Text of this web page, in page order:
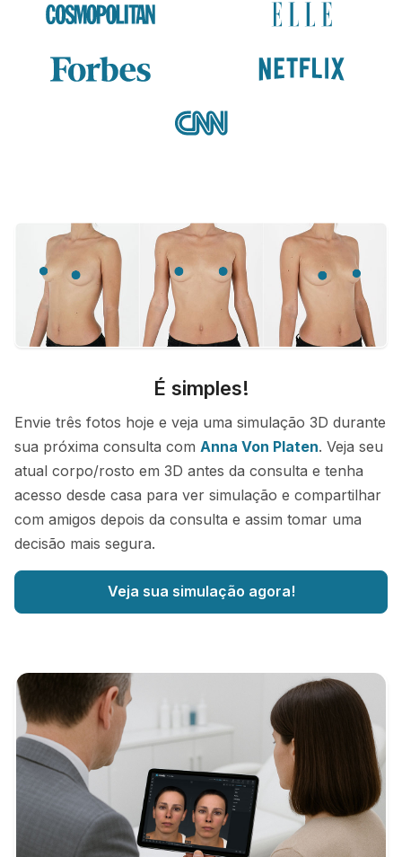
É simples!
Envie três fotos hoje e veja uma simulação 3D durante
sua próxima consulta com Anna Von Platen. Veja seu
atual corpo/rosto em 3D antes da consulta e tenha
acesso desde casa para ver simulação e compartilhar
com amigos depois da consulta e assim tomar uma
decisão mais segura.
Veja sua simulação agora!